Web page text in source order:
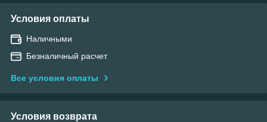
Условия оплаты
Наличными
Безналичный расчет
Все условия оплаты
Условия возврата